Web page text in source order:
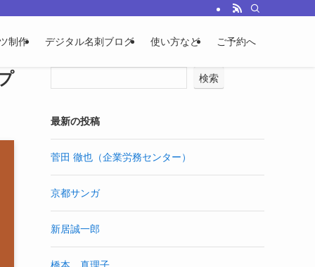
制作 デジタル名刺ブログ 使い方など ご予約へ
検索
最新の投稿
菅田 徹也（企業労務センター）
京都サンガ
新居誠一郎